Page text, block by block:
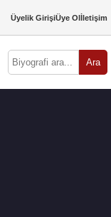
Üyelik GirişiÜye Olİletişim
Ara